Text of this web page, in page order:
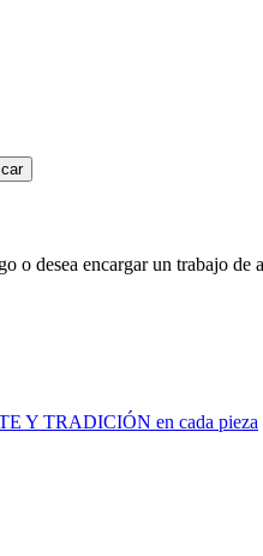
o desea encargar un trabajo de
Y TRADICIÓN en cada pieza